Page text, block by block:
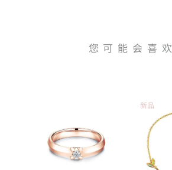
您可能会喜欢
新品